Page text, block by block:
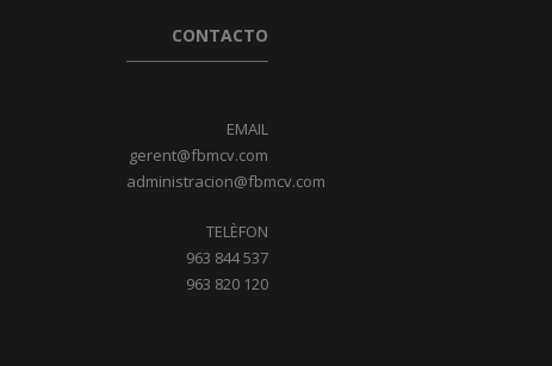
CONTACTO
EMAIL
gerent@fbmcv.com
administracion@fbmcv.com
TELÈFON
963 844 537
963 820 120